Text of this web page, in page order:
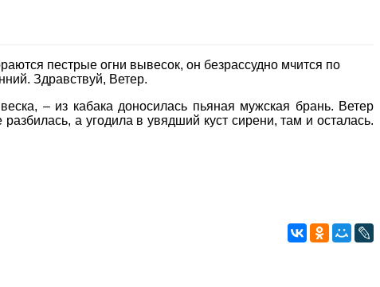
пестрые огни вывесок, он безрассудно мчится по
Здравствуй, Ветер.
– из кабака доносилась пьяная мужская брань. Ветер
а угодила в увядший куст сирени, там и осталась.